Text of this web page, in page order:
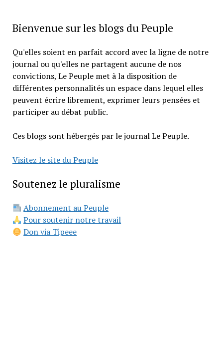
Bienvenue sur les blogs du Peuple
Qu'elles soient en parfait accord avec la ligne de notre
journal ou qu'elles ne partagent aucune de nos
convictions, Le Peuple met à la disposition de
différentes personnalités un espace dans lequel elles
peuvent écrire librement, exprimer leurs pensées et
participer au débat public.
Ces blogs sont hébergés par le journal Le Peuple.
Visitez le site du Peuple
Soutenez le pluralisme
Abonnement au Peuple
Pour soutenir notre travail
Don via Tipeee